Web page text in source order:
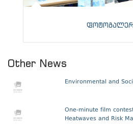
Other News
Environmental and
One-minute film
Heatwaves and Risk